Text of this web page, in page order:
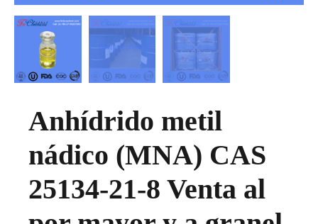
Anhídrido metil
nádico (MNA) CAS
25134-21-8 Venta al